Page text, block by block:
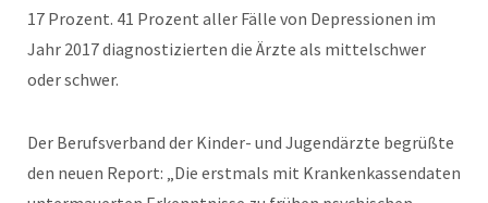
17 Prozent. 41 Prozent aller Fälle von Depressionen im
Jahr 2017 diagnostizierten die Ärzte als mittelschwer
oder schwer.
Der Berufsverband der Kinder- und Jugendärzte begrüßte
den neuen Report: „Die erstmals mit Krankenkassendaten